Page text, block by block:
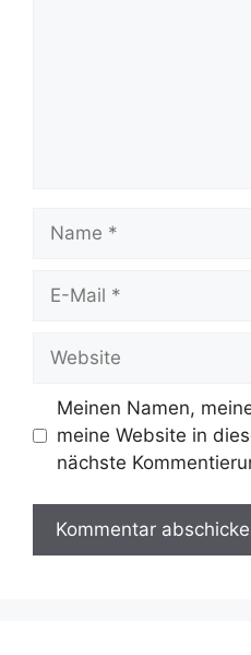
Meinen Namen,
meine Website in
nächste